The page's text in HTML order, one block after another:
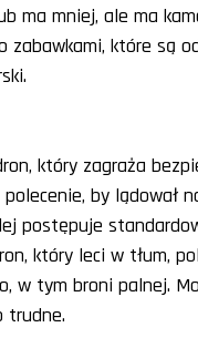
ma mniej, ale ma
zabawkami, które są
który zagraża
by lądował
postępuje
który leci w tłum,
w tym broni palnej.
trudne.